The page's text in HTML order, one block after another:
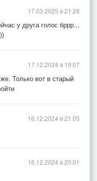
у друга голос бррр...
17.03.2025 в 21:28
Только вот в старый
17.12.2024 в 19:07
16.12.2024 в 21:05
16.12.2024 в 20:01